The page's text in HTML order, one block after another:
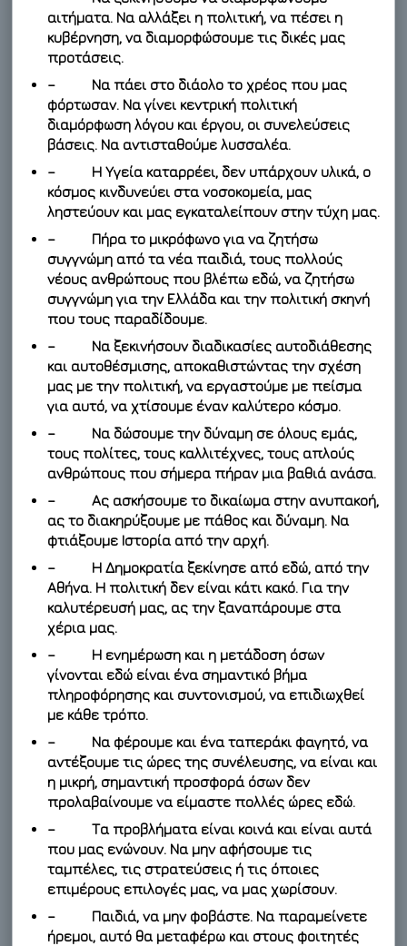
αιτήματα. Να αλλάξει η πολιτική, να πέσει η
κυβέρνηση, να διαμορφώσουμε τις δικές μας
προτάσεις.
– Να πάει στο διάολο το χρέος που μας
φόρτωσαν. Να γίνει κεντρική πολιτική
διαμόρφωση λόγου και έργου, οι συνελεύσεις
βάσεις. Να αντισταθούμε λυσσαλέα.
– Η Υγεία καταρρέει, δεν υπάρχουν υλικά, ο
κόσμος κινδυνεύει στα νοσοκομεία, μας
ληστεύουν και μας εγκαταλείπουν στην τύχη μας.
– Πήρα το μικρόφωνο για να ζητήσω
συγγνώμη από τα νέα παιδιά, τους πολλούς
νέους ανθρώπους που βλέπω εδώ, να ζητήσω
συγγνώμη για την Ελλάδα και την πολιτική σκηνή
που τους παραδίδουμε.
– Να ξεκινήσουν διαδικασίες αυτοδιάθεσης
και αυτοθέσμισης, αποκαθιστώντας την σχέση
μας με την πολιτική, να εργαστούμε με πείσμα
για αυτό, να χτίσουμε έναν καλύτερο κόσμο.
– Να δώσουμε την δύναμη σε όλους εμάς,
τους πολίτες, τους καλλιτέχνες, τους απλούς
ανθρώπους που σήμερα πήραν μια βαθιά ανάσα.
– Ας ασκήσουμε το δικαίωμα στην ανυπακοή,
ας το διακηρύξουμε με πάθος και δύναμη. Να
φτιάξουμε Ιστορία από την αρχή.
– Η Δημοκρατία ξεκίνησε από εδώ, από την
Αθήνα. Η πολιτική δεν είναι κάτι κακό. Για την
καλυτέρευσή μας, ας την ξαναπάρουμε στα
χέρια μας.
– Η ενημέρωση και η μετάδοση όσων
γίνονται εδώ είναι ένα σημαντικό βήμα
πληροφόρησης και συντονισμού, να επιδιωχθεί
με κάθε τρόπο.
– Να φέρουμε και ένα ταπεράκι φαγητό, να
αντέξουμε τις ώρες της συνέλευσης, να είναι και
η μικρή, σημαντική προσφορά όσων δεν
προλαβαίνουμε να είμαστε πολλές ώρες εδώ.
– Τα προβλήματα είναι κοινά και είναι αυτά
που μας ενώνουν. Να μην αφήσουμε τις
ταμπέλες, τις στρατεύσεις ή τις όποιες
επιμέρους επιλογές μας, να μας χωρίσουν.
– Παιδιά, να μην φοβάστε. Να παραμείνετε
ήρεμοι, αυτό θα μεταφέρω και στους φοιτητές